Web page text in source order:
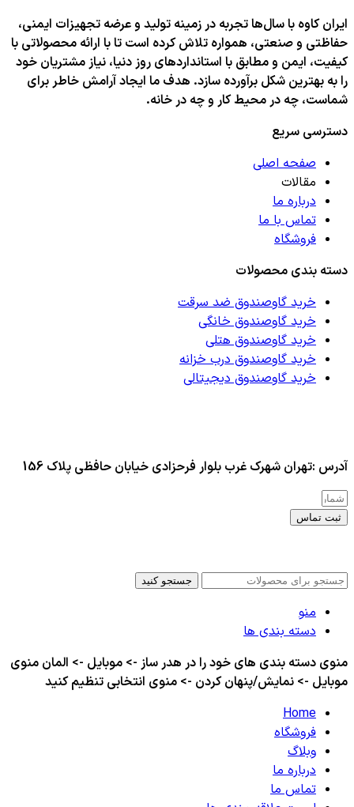
ایران کاوه با سال‌ها تجربه در زمینه تولید و عرضه تجهیزات ایمنی،
حفاظتی و صنعتی، همواره تلاش کرده است تا با ارائه محصولاتی با
کیفیت، ایمن و مطابق با استانداردهای روز دنیا، نیاز مشتریان خود
را به بهترین شکل برآورده سازد. هدف ما ایجاد آرامش خاطر برای
شماست، چه در محیط کار و چه در خانه.
دسترسی سریع
صفحه اصلی
مقالات
درباره ما
تماس با ما
فروشگاه
دسته بندی محصولات
خرید گاوصندوق ضد سرقت
خرید گاوصندوق خانگی
خرید گاوصندوق هتلی
خرید گاوصندوق درب خزانه
خرید گاوصندوق دیجیتالی
آدرس :تهران شهرک غرب بلوار فرحزادی خیابان حافظی پلاک 156
ثبت تماس
جستجو کنید
منو
دسته بندی ها
منوی دسته بندی های خود را در هدر ساز -> موبایل -> المان منوی
موبایل -> نمایش/پنهان کردن -> منوی انتخابی تنظیم کنید
Home
فروشگاه
وبلاگ
درباره ما
تماس ما